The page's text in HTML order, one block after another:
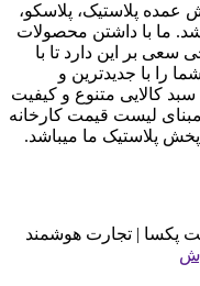
پلاستیک، پلاسکو،
ما با داشتن محصولات
سعی بر این دارد تا با
را با جدیدترین و
سبد کالایی متنوع و کیفیت
لیست قیمت کارخانه
پخش پلاستیک ما میباشد.
پکسا | تجارت هوشمند